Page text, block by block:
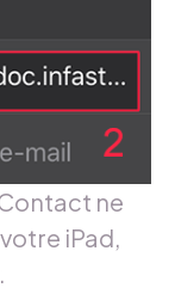
ne
iPad,